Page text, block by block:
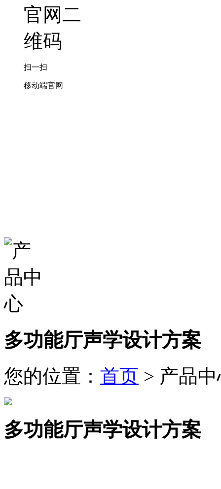
扫一扫
移动端官网
多功能厅声学设计方案
您的位置： 首页 > 产品
多功能厅声学设计方案